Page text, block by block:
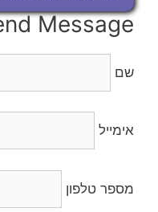
Message
שם
אימייל
מספר טלפון